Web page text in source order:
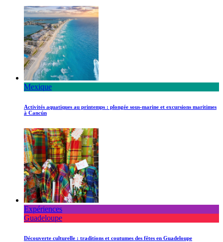
Mexique
Activités aquatiques au printemps : plongée sous-marine et excursions maritimes
à Cancún
Expériences
Guadeloupe
Découverte culturelle : traditions et coutumes des fêtes en Guadeloupe